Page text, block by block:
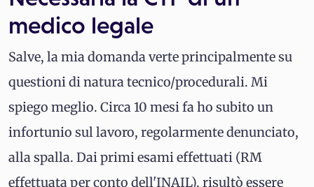
medico legale
Salve, la mia domanda verte principalmente su
questioni di natura tecnico/procedurali. Mi
spiego meglio. Circa 10 mesi fa ho subito un
infortunio sul lavoro, regolarmente denunciato,
alla spalla. Dai primi esami effettuati (RM
effettuata per conto dell'INAIL), risultò essere